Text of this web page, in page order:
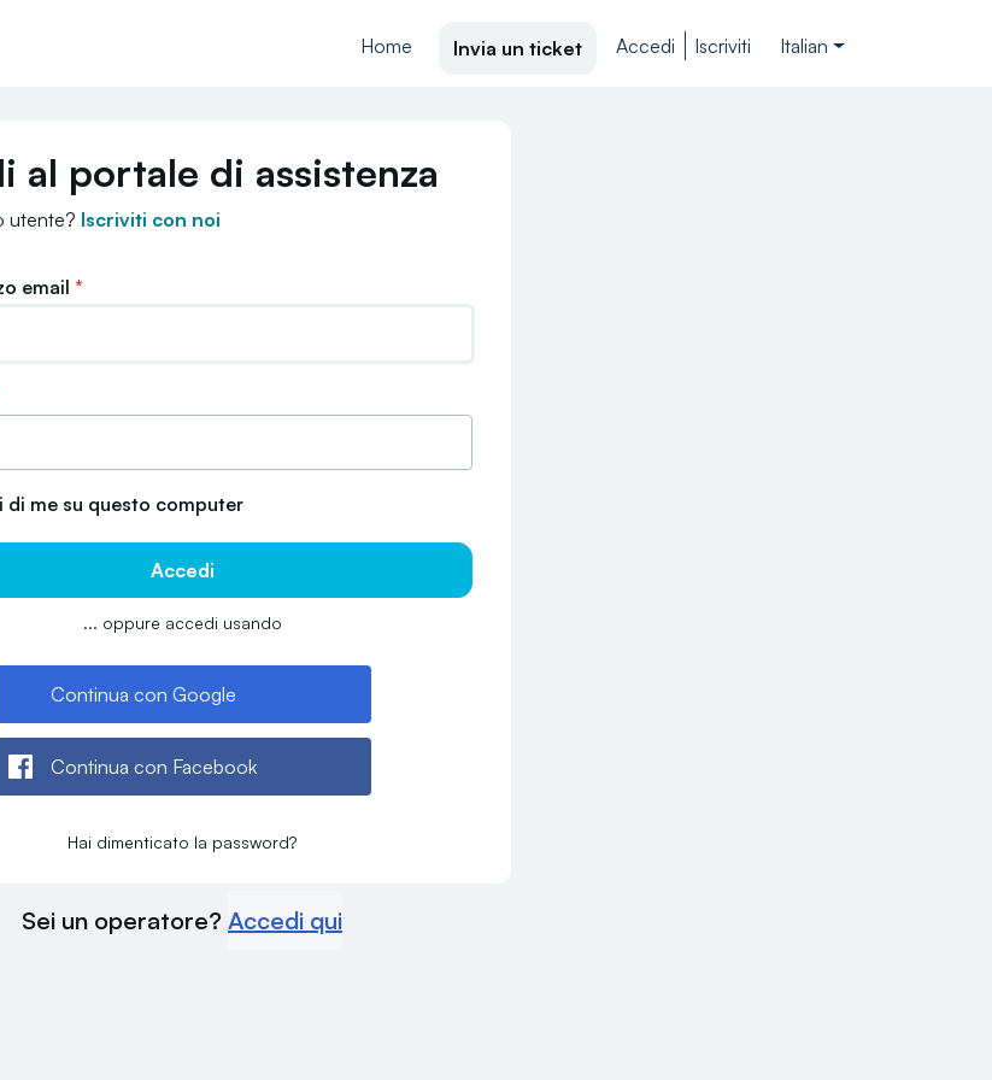
Home
Invia un ticket Accedi Iscriviti Italian
al portale di assistenza
utente? Iscriviti con noi
email *
di me su questo computer
Accedi
... oppure accedi usando
Continua con Google
Continua con Facebook
Hai dimenticato la password?
Sei un operatore? Accedi qui